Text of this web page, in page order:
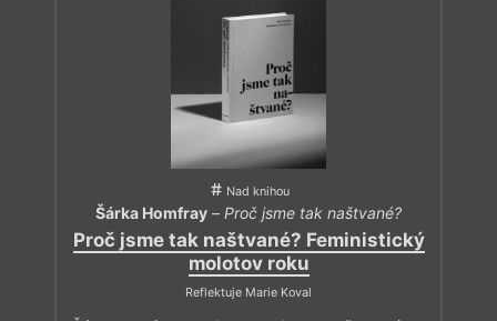
Nad knihou
Šárka Homfray – Proč jsme tak naštvané?
Proč jsme tak naštvané? Feministický
molotov roku
Reflektuje Marie Koval